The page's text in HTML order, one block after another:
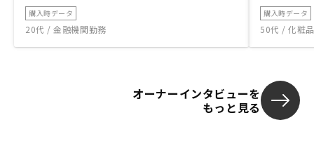
購入時データ
20代 / 金融機関勤務
購入時データ
50代 / 化粧
オーナーインタビューを
もっと見る